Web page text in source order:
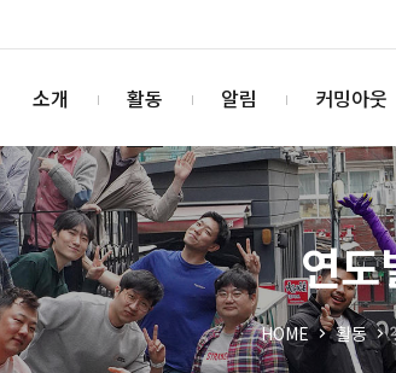
소개 활동 알림 커밍아웃
연도
HOME 활동